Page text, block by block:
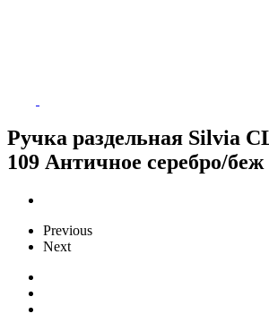
Ручка раздельная Silvia
109 Античное серебро/
Previous
Next